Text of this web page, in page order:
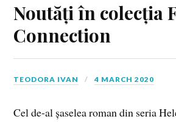
Noutăți în colecția
Connection
TEODORA IVAN 4 MARCH 2020
Cel de-al șaselea roman din seria